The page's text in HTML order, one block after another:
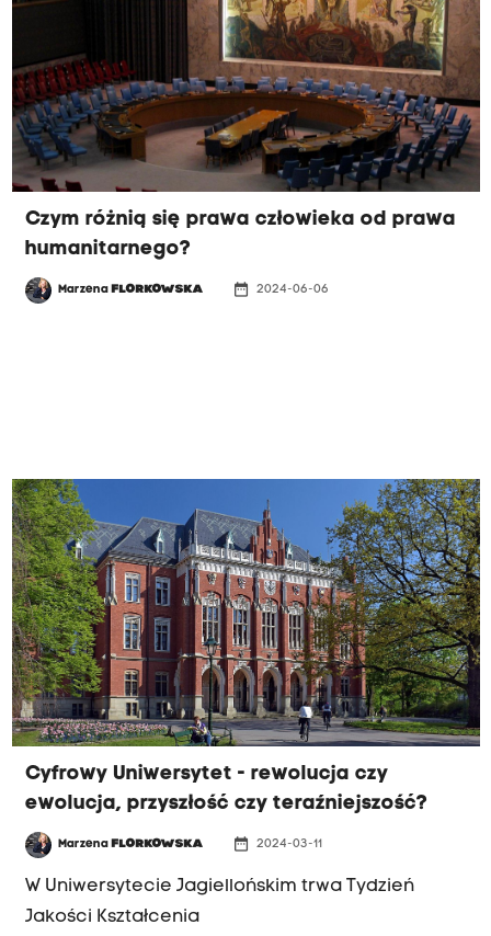
Czym różnią się prawa człowieka od prawa
humanitarnego?
Marzena FLORKOWSKA date_range 2024-06-06
Cyfrowy Uniwersytet - rewolucja czy
ewolucja, przyszłość czy teraźniejszość?
Marzena FLORKOWSKA date_range 2024-03-11
W Uniwersytecie Jagiellońskim trwa Tydzień
Jakości Kształcenia